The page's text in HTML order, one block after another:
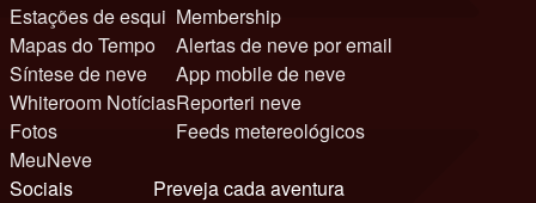
Estações de esqui
Mapas do Tempo
Síntese de neve
Whiteroom Notícias
Fotos
MeuNeve
Membership
Alertas de neve por email
App mobile de neve
Reporteri neve
Feeds metereológicos
Sociais
Preveja cada aventura